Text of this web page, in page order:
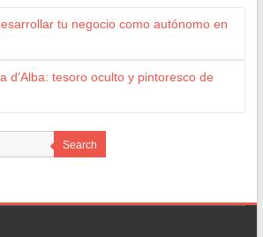
tu negocio como autónomo en
d’Alba: tesoro oculto y pintoresco de
Search